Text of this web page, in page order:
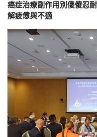
癌症治療副作用別傻傻忍
解疲憊與不適